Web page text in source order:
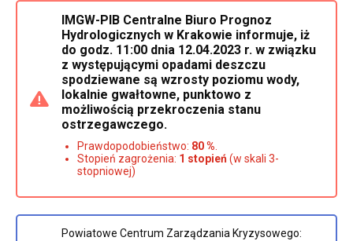
IMGW-PIB Centralne Biuro Prognoz
Hydrologicznych w Krakowie informuje, iż
do godz. 11:00 dnia 12.04.2023 r. w związku
z występującymi opadami deszczu
spodziewane są wzrosty poziomu wody,
lokalnie gwałtowne, punktowo z
możliwością przekroczenia stanu
ostrzegawczego.
Prawdopodobieństwo: 80 %
Stopień zagrożenia: 1 stopień(w skali 3-
stopniowej)
Powiatowe Centrum Zarządzania Kryzysowego: